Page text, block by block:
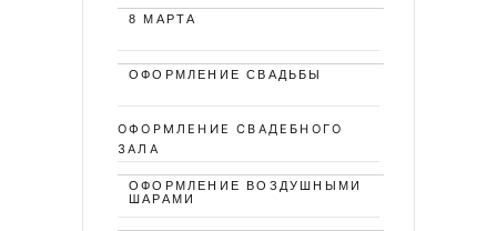
8 МАРТА
ОФОРМЛЕНИЕ СВАДЬБЫ
ОФОРМЛЕНИЕ СВАДЕБНОГО
ЗАЛА
ОФОРМЛЕНИЕ ВОЗДУШНЫМИ
ШАРАМИ